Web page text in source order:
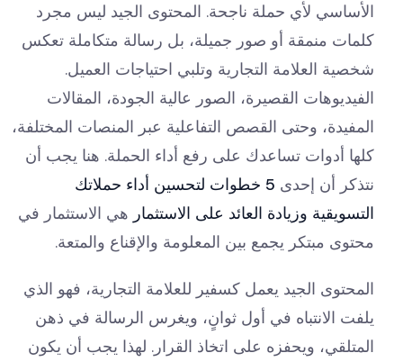
الأساسي لأي حملة ناجحة. المحتوى الجيد ليس مجرد
كلمات منمقة أو صور جميلة، بل رسالة متكاملة تعكس
شخصية العلامة التجارية وتلبي احتياجات العميل.
الفيديوهات القصيرة، الصور عالية الجودة، المقالات
المفيدة، وحتى القصص التفاعلية عبر المنصات المختلفة،
كلها أدوات تساعدك على رفع أداء الحملة. هنا يجب أن
نتذكر أن إحدى
5 خطوات لتحسين أداء حملاتك
التسويقية وزيادة العائد على الاستثمار هي الاستثمار في
محتوى مبتكر يجمع بين المعلومة والإقناع والمتعة.
المحتوى الجيد يعمل كسفير للعلامة التجارية، فهو الذي
يلفت الانتباه في أول ثوانٍ، ويغرس الرسالة في ذهن
المتلقي، ويحفزه على اتخاذ القرار. لهذا يجب أن يكون